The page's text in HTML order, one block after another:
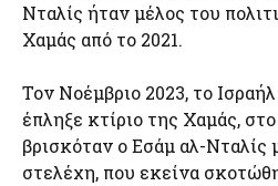
Νταλίς ήταν μέλος του
Χαμάς από το 2021.
Τον Νοέμβριο 2023, το
έπληξε κτίριο της Χαμάς,
βρισκόταν ο Εσάμ αλ-Νταλίς
στελέχη, που εκείνα